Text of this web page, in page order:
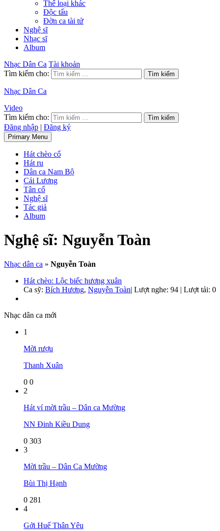
Thể loại khác
Độc tấu
Đờn ca tài tử
Nghệ sĩ
Nhạc sĩ
Album
Nhạc Dân Ca Tài khoản
Tìm kiếm cho:
Nhạc Dân Ca
Video
Tìm kiếm cho:
Đăng nhập | Đăng ký
Primary Menu
Hát chèo cổ
Hát ru
Dân ca Nam Bộ
Cải Lương
Tân cổ
Nghệ sĩ
Tác giả
Album
Nghệ sĩ: Nguyễn Toàn
Nhạc dân ca » Nguyễn Toàn
Hát chèo: Lộc biếc hương xuân
Ca sỹ: Bích Hương, Nguyễn Toàn| Lượt nghe: 94 | Lượt tải: 0
Nhạc dân ca mới
1
Mời rượu
Thanh Xuân
0 0
2
Hát ví mời trầu – Dân ca Mường
NN Đinh Kiều Dung
0 303
3
Mời trầu – Dân Ca Mường
Bùi Thị Hạnh
0 281
4
Gởi Huế Thân Yêu